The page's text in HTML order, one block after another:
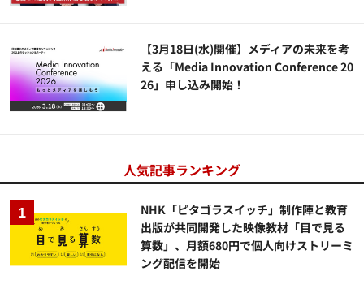
【3月18日(水)開催】メディアの未来を考
える「Media Innovation Conference 20
26」申し込み開始！
人気記事ランキング
NHK「ピタゴラスイッチ」制作陣と教育
出版が共同開発した映像教材「目で見る
算数」、月額680円で個人向けストリーミ
ング配信を開始